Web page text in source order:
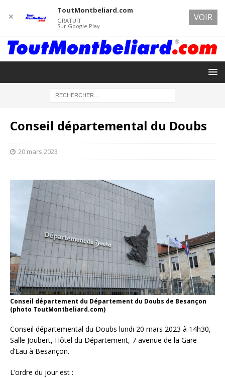
Conseil départemental du Doubs
20 mars 2023
Conseil département du Département du Doubs de Besançon
(photo ToutMontbeliard.com)
Conseil départemental du Doubs lundi 20 mars 2023 à 14h30,
Salle Joubert, Hôtel du Département, 7 avenue de la Gare
d’Eau à Besançon.
L’ordre du jour est :
✕
ToutMontbeliard.com
GRATUIT
Sur Google Play
VOIR